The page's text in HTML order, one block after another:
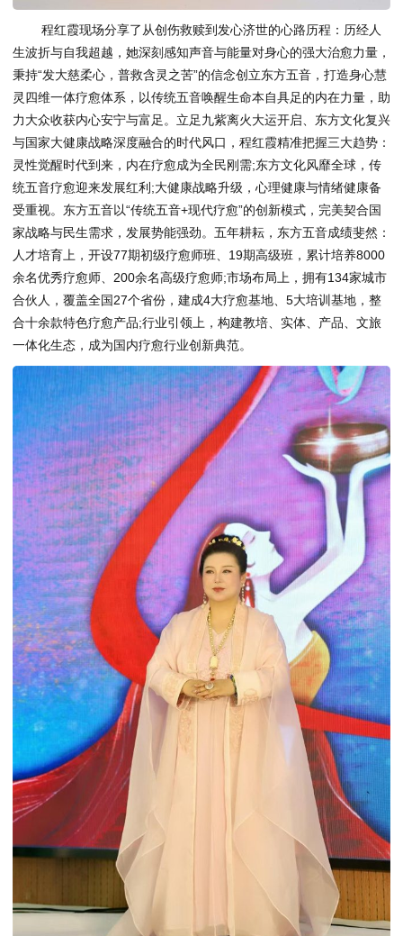
程红霞现场分享了从创伤救赎到发心济世的心路历程：历经人
生波折与自我超越，她深刻感知声音与能量对身心的强大治愈力量，
秉持“发大慈柔心，普救含灵之苦”的信念创立东方五音，打造身心慧
灵四维一体疗愈体系，以传统五音唤醒生命本自具足的内在力量，助
力大众收获内心安宁与富足。立足九紫离火大运开启、东方文化复兴
与国家大健康战略深度融合的时代风口，程红霞精准把握三大趋势：
灵性觉醒时代到来，内在疗愈成为全民刚需;东方文化风靡全球，传
统五音疗愈迎来发展红利;大健康战略升级，心理健康与情绪健康备
受重视。东方五音以“传统五音+现代疗愈”的创新模式，完美契合国
家战略与民生需求，发展势能强劲。五年耕耘，东方五音成绩斐然：
人才培育上，开设77期初级疗愈师班、19期高级班，累计培养8000
余名优秀疗愈师、200余名高级疗愈师;市场布局上，拥有134家城市
合伙人，覆盖全国27个省份，建成4大疗愈基地、5大培训基地，整
合十余款特色疗愈产品;行业引领上，构建教培、实体、产品、文旅
一体化生态，成为国内疗愈行业创新典范。